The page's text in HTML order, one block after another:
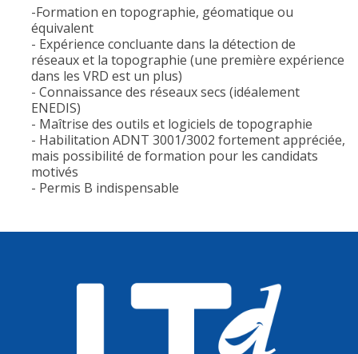
-Formation en topographie, géomatique ou
équivalent
- Expérience concluante dans la détection de
réseaux et la topographie (une première expérience
dans les VRD est un plus)
- Connaissance des réseaux secs (idéalement
ENEDIS)
- Maîtrise des outils et logiciels de topographie
- Habilitation ADNT 3001/3002 fortement appréciée,
mais possibilité de formation pour les candidats
motivés
- Permis B indispensable